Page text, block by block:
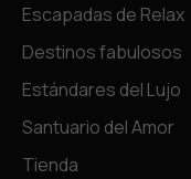
Escapadas de Relax
Destinos fabulosos
Estándares del Lujo
Santuario del Amor
Tienda